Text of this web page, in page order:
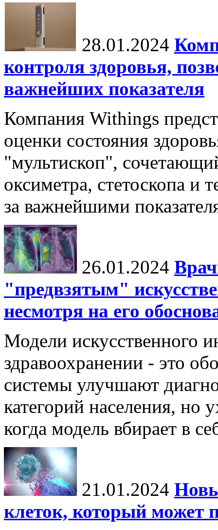
28.01.2024
контроля здоровья,
важнейших показателя
Компания Withings
оценки состояния
"мультископ",
оксиметра, стетоскопа и
за важнейшими
26.01.2024
"предвзятым"
несмотря на его
Модели искусственного
здравоохранении - это
системы улучшают
категорий населения, но
когда модель вбирает в
21.01.2024
клеток, который может